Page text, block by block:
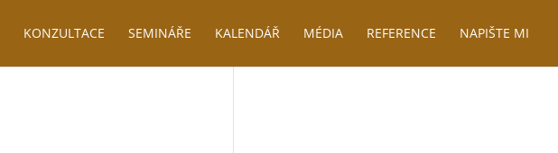
KONZULTACE SEMINÁŘE KALENDÁŘ MÉDIA REFERENCE NAPIŠTE MI